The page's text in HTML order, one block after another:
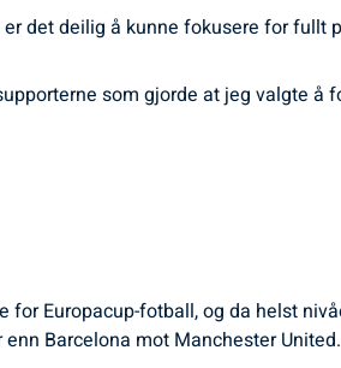
det deilig å kunne fokusere for fullt
som gjorde at jeg valgte å
Europacup-fotball, og da helst
Barcelona mot Manchester United.